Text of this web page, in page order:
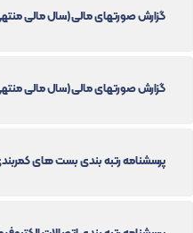
گزارش صورتهای مالی(سال مالی منتهی به ۳۱
گزارش صورتهای مالی(سال مالی منتهی به ۳۱
پرسشنامه رتبه بندی بست های